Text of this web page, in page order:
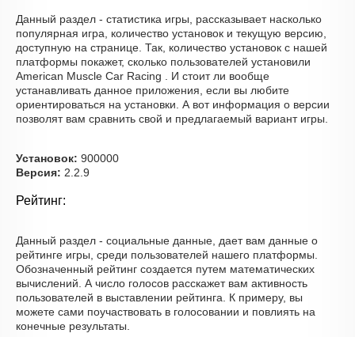
Данный раздел - статистика игры, рассказывает насколько
популярная игра, количество установок и текущую версию,
доступную на странице. Так, количество установок с нашей
платформы покажет, сколько пользователей установили
American Muscle Car Racing . И стоит ли вообще
устанавливать данное приложения, если вы любите
ориентироваться на установки. А вот информация о версии
позволят вам сравнить свой и предлагаемый вариант игры.
Установок: 900000
Версия: 2.2.9
Рейтинг:
Данный раздел - социальные данные, дает вам данные о
рейтинге игры, среди пользователей нашего платформы.
Обозначенный рейтинг создается путем математических
вычислений. А число голосов расскажет вам активность
пользователей в выставлении рейтинга. К примеру, вы
можете сами поучаствовать в голосовании и повлиять на
конечные результаты.